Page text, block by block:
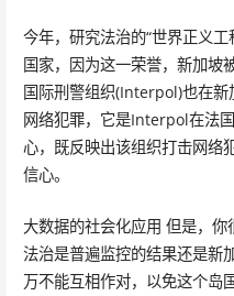
今年，研究法治的“世界正义
国家，因为这一荣誉，新加坡
国际刑警组织(Interpol)也在
网络犯罪，它是Interpol在法
心，既反映出该组织打击网络
信心。
大数据的社会化应用 但是，
法治是普遍监控的结果还是新
万不能互相作对，以免这个岛